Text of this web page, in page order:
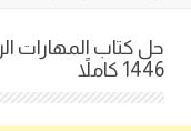
حل كتاب المهارات
1446 كاملاً